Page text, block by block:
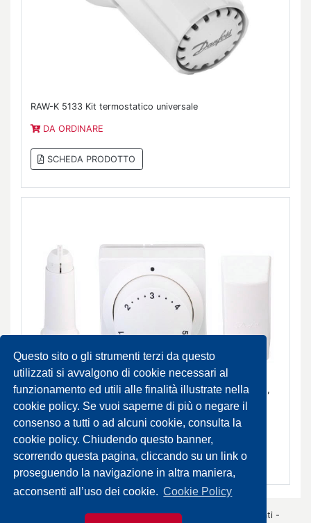
Questo sito o gli strumenti terzi da questo
utilizzati si avvalgono di cookie necessari al
funzionamento ed utili alle finalità illustrate nella
cookie policy. Se vuoi saperne di più o negare il
consenso a tutti o ad alcuni cookie, consulta la
cookie policy. Chiudendo questo banner,
scorrendo questa pagina, cliccando su un link o
proseguendo la navigazione in altra maniera,
acconsenti all’uso dei cookie. Cookie Policy
RAW-K 5133 Kit termostatico universale
DA ORDINARE
SCHEDA PRODOTTO
Serie RA2000: Elemento Termostatico con carica liquido,
sensore remoto e regolatore a distanza
DA ORDINARE
SCHEDA PRODOTTO
© 2026 Gazza Anselmo S.r.l. - Tutti i diritti sono riservati -